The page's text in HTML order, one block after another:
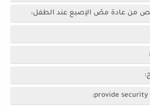
من عادة مصّ الإصبع عند الطفل: